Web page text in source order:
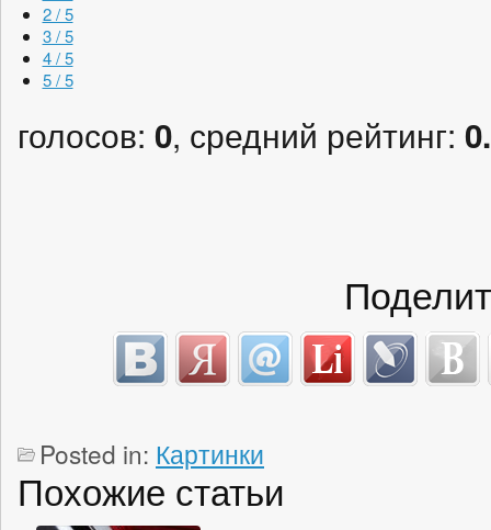
2 / 5
3 / 5
4 / 5
5 / 5
голосов: 0, средний рейтинг:
Posted in: Картинки
Похожие статьи